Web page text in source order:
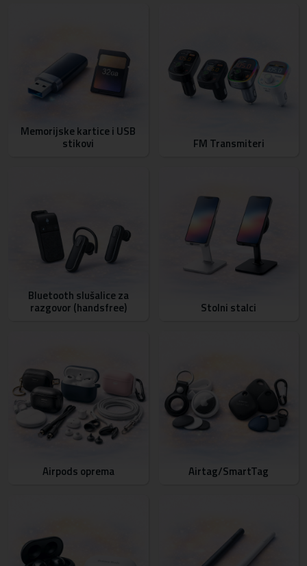
Memorijske kartice i USB
stikovi FM Transmiteri
Bluetooth slušalice za
razgovor (handsfree) Stolni stalci
Airpods oprema Airtag/SmartTag